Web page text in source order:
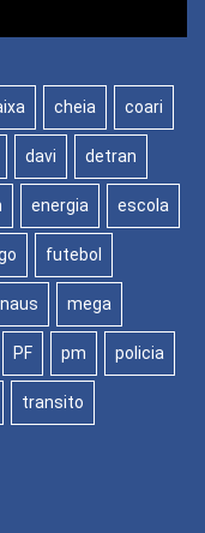
cheia coari
davi detran
energia escola
futebol
mega
PF pm policia
transito